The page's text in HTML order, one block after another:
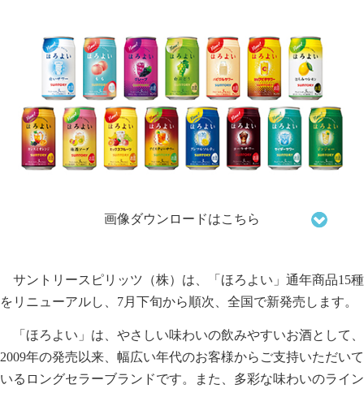
画像ダウンロードはこちら
サントリースピリッツ（株）は、「ほろよい」通年商品15種
をリニューアルし、7月下旬から順次、全国で新発売します。
「ほろよい」は、やさしい味わいの飲みやすいお酒として、
2009年の発売以来、幅広い年代のお客様からご支持いただいて
いるロングセラーブランドです。また、多彩な味わいのライン